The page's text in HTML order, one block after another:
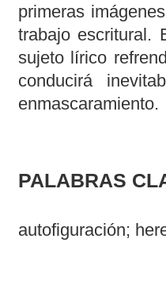
primeras
trabajo escritural.
sujeto lírico
conducirá
enmascaramiento.
PALABRAS
autofiguración;